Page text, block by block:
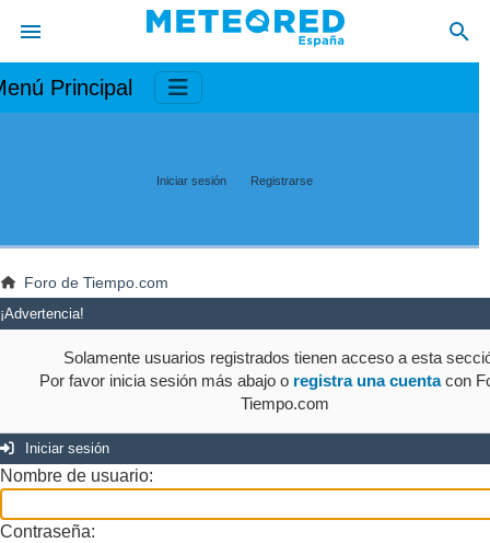
Principal
Iniciar sesión Registrarse
Foro de Tiempo.com
¡Advertencia!
Solamente usuarios registrados tienen acceso a esta
Por favor inicia sesión más abajo o registra una cuentacon
Tiempo.com
Iniciar sesión
Nombre de usuario:
Contraseña: